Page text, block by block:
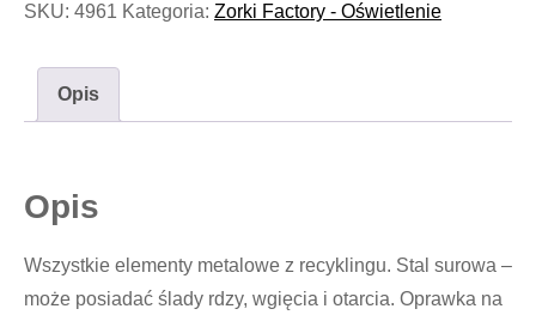
SKU: 4961 Kategoria: Zorki Factory - Oświetlenie
Opis
Opis
Wszystkie elementy metalowe z recyklingu. Stal surowa –
może posiadać ślady rdzy, wgięcia i otarcia. Oprawka na